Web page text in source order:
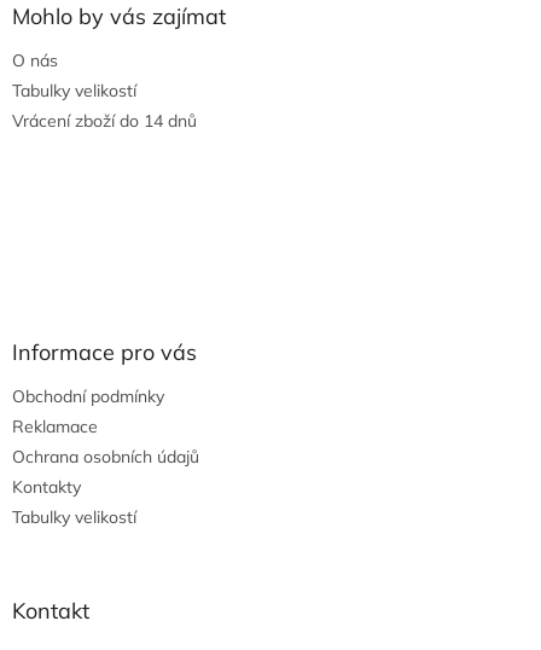
Mohlo by vás zajímat
O nás
Tabulky velikostí
Vrácení zboží do 14 dnů
Informace pro vás
Obchodní podmínky
Reklamace
Ochrana osobních údajů
Kontakty
Tabulky velikostí
Kontakt